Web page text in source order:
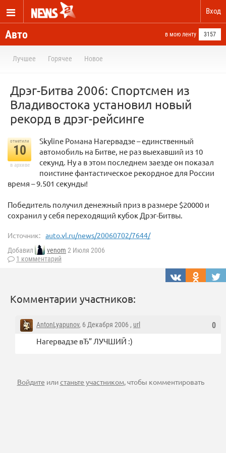
Вход
Авто в мою ленту 3157
Лучшее Горячее Новое
Дрэг-Битва 2006: Спортсмен из
Владивостока установил новый
рекорд в дрэг-рейсинге
отметили
10
в архиве
Skyline Романа Нагервадзе – единственный
автомобиль на Битве, не раз выехавший из 10
секунд. Ну а в этом последнем заезде он показал
поистине фантастическое рекордное для России
время – 9.501 секунды!
Победитель получил денежный приз в размере $20000 и
сохранил у себя переходящий кубок Дрэг-Битвы.
Источник: auto.vl.ru/news/20060702/7644/
Добавил venom 2 Июля 2006
1 комментарий
Комментарии участников:
0
AntonLyapunov, 6 Декабря 2006 , url
Нагервадзе вЂ” ЛУЧШИЙ :)
Войдите илистаньте участником, чтобы комментировать